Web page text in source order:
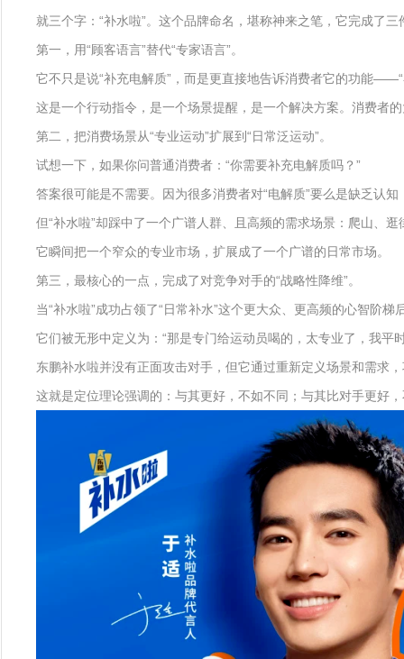
就三个字：“补水啦”。这个品牌命名，堪称神来之笔，它完成了三
第一，用“顾客语言”替代“专家语言”。
它不只是说“补充电解质”，而是更直接地告诉消费者它的功能
这是一个行动指令，是一个场景提醒，是一个解决方案。消费者
第二，把消费场景从“专业运动”扩展到“日常泛运动”。
试想一下，如果你问普通消费者：“你需要补充电解质吗？”
答案很可能是不需要。因为很多消费者对“电解质”要么是缺乏认
但“补水啦”却踩中了一个广谱人群、且高频的需求场景：爬山、
它瞬间把一个窄众的专业市场，扩展成了一个广谱的日常市场。
第三，最核心的一点，完成了对竞争对手的“战略性降维”。
当“补水啦”成功占领了“日常补水”这个更大众、更高频的心智阶
它们被无形中定义为：“那是专门给运动员喝的，太专业了，我平
东鹏补水啦并没有正面攻击对手，但它通过重新定义场景和需求
这就是定位理论强调的：与其更好，不如不同；与其比对手更好，